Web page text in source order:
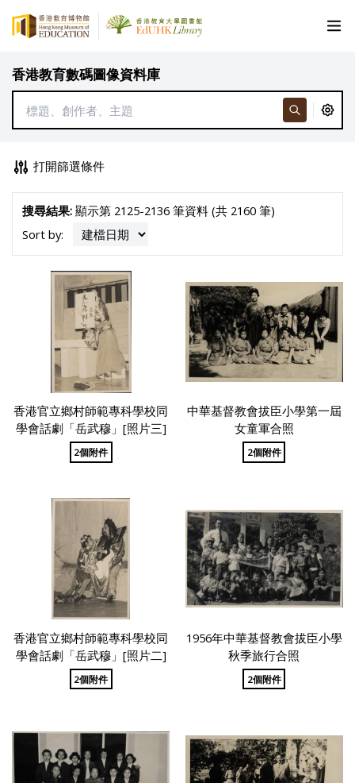
香港教育數碼圖像資料庫
打開篩選條件
搜尋結果:顯示第 2125-2136 筆資料 (共 2160 筆)
Sort by:
香港官立鄉村師範專科學校同
學會話劇「岳武穆」[照片三]
2個附件
中華基督教會拔臣小學第一屆
女童軍合照
2個附件
香港官立鄉村師範專科學校同
學會話劇「岳武穆」[照片二]
2個附件
1956年中華基督教會拔臣小學
秋季旅行合照
2個附件